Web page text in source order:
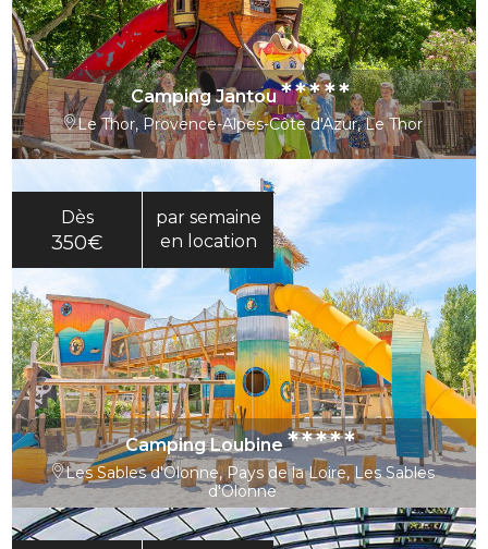
Camping Jantou*****
Le Thor, Provence-Alpes-Côte d'Azur, Le Thor
Dès
350€
par semaine
en location
Camping Loubine*****
Les Sables d'Olonne, Pays de la Loire, Les Sables
d'Olonne